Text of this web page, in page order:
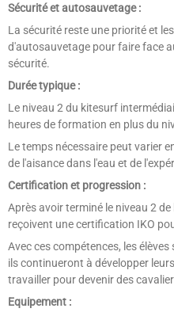
Sécurité et autosauvetage :
La sécurité reste une priorité et
d'autosauvetage pour faire face
sécurité.
Durée typique :
Le niveau 2 du kitesurf
heures de formation en plus du
Le temps nécessaire peut varier
de l'aisance dans l'eau et de
Certification et progression :
Après avoir terminé le niveau 2
reçoivent une certification IKO
Avec ces compétences, les
ils continueront à développer
travailler pour devenir des
Equipement :